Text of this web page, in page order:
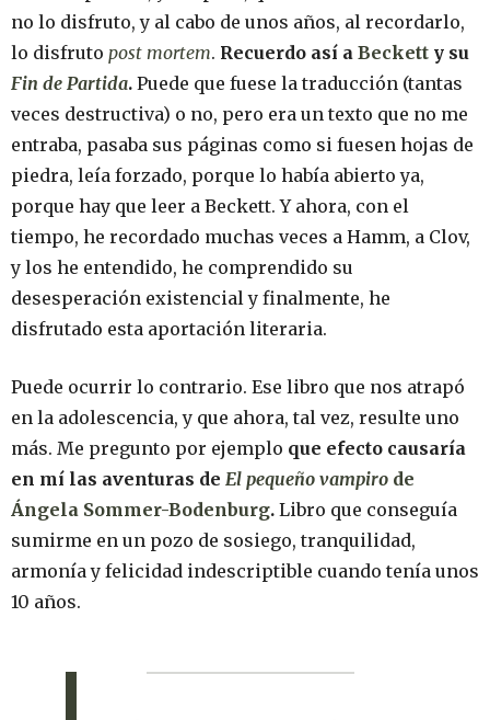
no lo disfruto, y al cabo de unos años, al recordarlo,
lo disfruto post mortem. Recuerdo así a Beckett y su
Fin de Partida. Puede que fuese la traducción (tantas
veces destructiva) o no, pero era un texto que no me
entraba, pasaba sus páginas como si fuesen hojas de
piedra, leía forzado, porque lo había abierto ya,
porque hay que leer a Beckett. Y ahora, con el
tiempo, he recordado muchas veces a Hamm, a Clov,
y los he entendido, he comprendido su
desesperación existencial y finalmente, he
disfrutado esta aportación literaria.
Puede ocurrir lo contrario. Ese libro que nos atrapó
en la adolescencia, y que ahora, tal vez, resulte uno
más. Me pregunto por ejemplo que efecto causaría
en mí las aventuras de El pequeño vampiro de
Ángela Sommer-Bodenburg. Libro que conseguía
sumirme en un pozo de sosiego, tranquilidad,
armonía y felicidad indescriptible cuando tenía unos
10 años.